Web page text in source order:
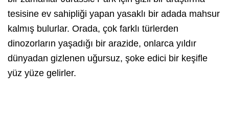
tesisine ev sahipliği yapan yasaklı bir adada mahsur
kalmış bulurlar. Orada, çok farklı türlerden
dinozorların yaşadığı bir arazide, onlarca yıldır
dünyadan gizlenen uğursuz, şoke edici bir keşifle
yüz yüze gelirler.